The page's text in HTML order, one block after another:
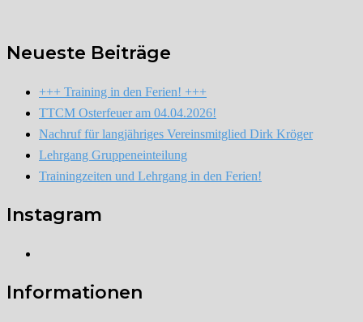
Neueste Beiträge
+++ Training in den Ferien! +++
TTCM Osterfeuer am 04.04.2026!
Nachruf für langjähriges Vereinsmitglied Dirk Kröger
Lehrgang Gruppeneinteilung
Trainingzeiten und Lehrgang in den Ferien!
Instagram
Informationen